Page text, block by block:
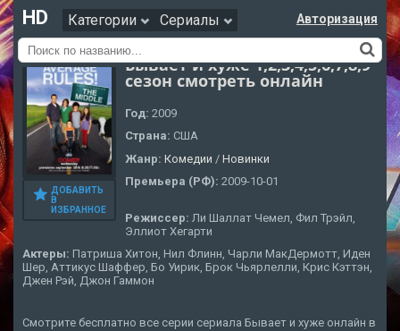
HD Категории Сериалы Авторизация
ДОБАВИТЬ
В
ИЗБРАННОЕ
Бывает и хуже 1,2,3,4,5,6,7,8,9
сезон смотреть онлайн
Год: 2009
Страна: США
Жанр: Комедии / Новинки
Премьера (РФ): 2009-10-01
Режиссер: Ли Шаллат Чемел, Фил Трэйл,
Эллиот Хегарти
Актеры: Патриша Хитон, Нил Флинн, Чарли МакДермотт, Иден
Шер, Аттикус Шаффер, Бо Уирик, Брок Чьярлелли, Крис Кэттэн,
Джен Рэй, Джон Гаммон
Смотрите бесплатно все серии сериала Бывает и хуже онлайн в